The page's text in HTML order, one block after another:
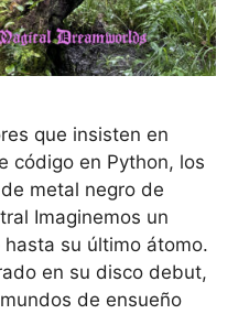
que insisten en
código en Python, los
metal negro de
Imaginemos un
su último átomo.
en su disco debut,
de ensueño